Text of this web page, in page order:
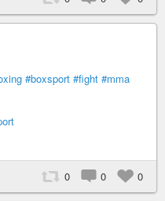
#boxsport #fight #mma
0 0 0